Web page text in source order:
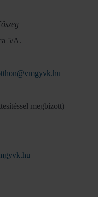
5/A.
megbízott)